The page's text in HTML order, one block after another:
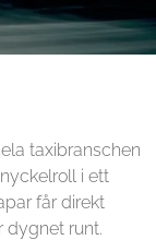
taxibranschen
i ett
får direkt
dygnet runt.